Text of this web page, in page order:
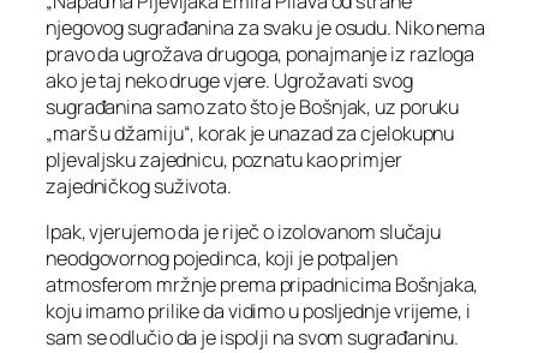
njegovog sugrađanina za svaku je osudu. Niko nema
pravo da ugrožava drugoga, ponajmanje iz razloga
ako je taj neko druge vjere. Ugrožavati svog
sugrađanina samo zato što je Bošnjak, uz poruku
„marš u džamiju“, korak je unazad za cjelokupnu
pljevaljsku zajednicu, poznatu kao primjer
zajedničkog suživota.
Ipak, vjerujemo da je riječ o izolovanom slučaju
neodgovornog pojedinca, koji je potpaljen
atmosferom mržnje prema pripadnicima Bošnjaka,
koju imamo prilike da vidimo u posljednje vrijeme, i
sam se odlučio da je ispolji na svom sugrađaninu.